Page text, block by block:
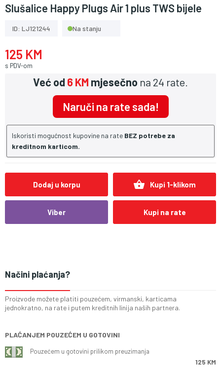
Slušalice Happy Plugs Air 1 plus TWS bijele
ID: LJ121244 Na stanju
125 KM
s PDV-om
Već od6 KM mjesečno na 24 rate.
Naruči na rate sada!
Iskoristi mogućnost kupovine na rate BEZ potrebe za
kreditnom karticom.
Dodaj u korpu shopping_basket Kupi 1-klikom
Viber Kupi na rate
Načini plaćanja?
Proizvode možete platiti pouzećem, virmanski, karticama
jednokratno, na rate i putem kreditnih linija naših partnera.
PLAĆANJEM POUZEĆEM U GOTOVINI
Pouzećem u gotovini prilikom preuzimanja
125 KM